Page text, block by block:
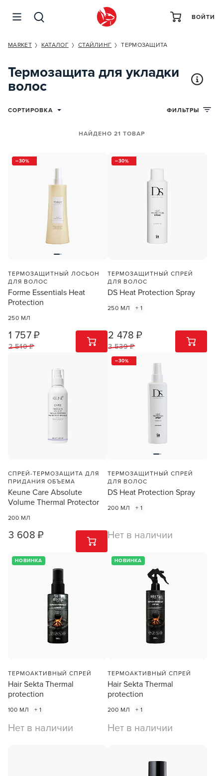
ВОЙТИ
MARKET КАТАЛОГ СТАЙЛИНГ ТЕРМОЗАЩИТА
Термозащита для укладки
волос
СОРТИРОВКА
НАЙДЕНО 21 ТОВАР
ФИЛЬТРЫ
30
ТЕРМОЗАЩИТНЫЙ ЛОСЬОН
ДЛЯ ВОЛОС
Forme Essentials Heat
Protection
250 МЛ
1 757 ₽
2 510 ₽
1 ШТ
30
ТЕРМОЗАЩИТНЫЙ СПРЕЙ
ДЛЯ ВОЛОС
DS Heat Protection Spray
250 МЛ + 1
2 478 ₽
3 539 ₽
1 ШТ
СПРЕЙ-ТЕРМОЗАЩИТА ДЛЯ
ПРИДАНИЯ ОБЪЕМА
Keune Care Absolute
Volume Thermal Protector
200 МЛ
3 608 ₽ 1 ШТ
30
ТЕРМОЗАЩИТНЫЙ СПРЕЙ
ДЛЯ ВОЛОС
DS Heat Protection Spray
200 МЛ + 1
Нет в наличии
НОВИНКА
ТЕРМОАКТИВНЫЙ СПРЕЙ
Hair Sekta Thermal
protection
100 МЛ + 1
Нет в наличии
НОВИНКА
ТЕРМОАКТИВНЫЙ СПРЕЙ
Hair Sekta Thermal
protection
200 МЛ + 1
Нет в наличии